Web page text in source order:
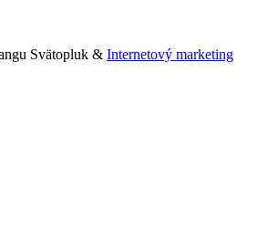
Svätopluk & Internetový marketing